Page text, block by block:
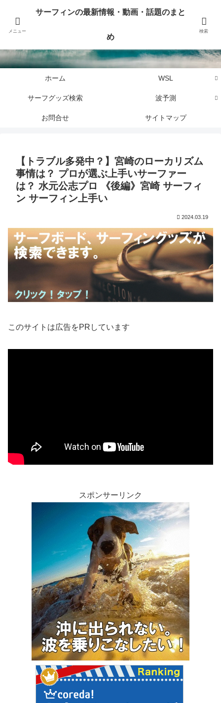
サーフィンに関するニュース・話題や最新情報を写真、画像、動画でまとめて
ホーム WSL
サーフグッズ検索 波予測
お問合せ サイトマップ
【トラブル多発中？】宮崎のローカリズム
事情は？ プロが選ぶ上手いサーファー
は？ 水元公志プロ 《後編》宮崎 サーフィ
ン サーフィン上手い
2024.03.19
このサイトは広告をPRしています
スポンサーリンク
メニュー
サーフィンの最新情報・動画・話題のまと
め
検索